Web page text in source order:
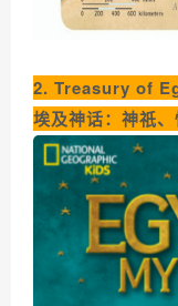
2. Treasury of
埃及神话：神祇